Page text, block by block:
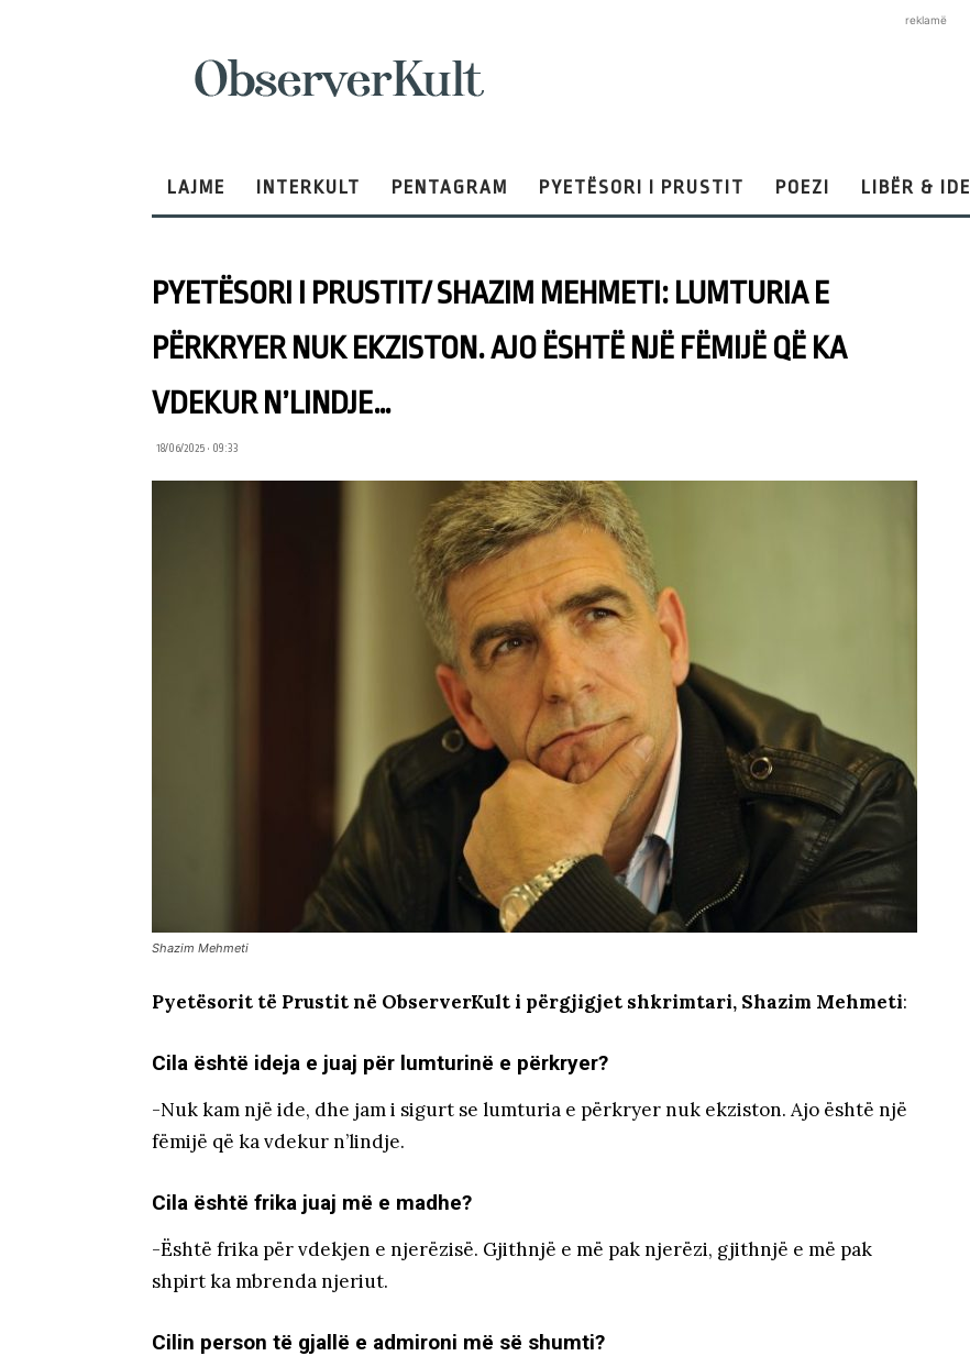
reklamë
LAJME INTERKULT PENTAGRAM PYETËSORI I PRUSTIT POEZI LIBËR & IDE
PYETËSORI I PRUSTIT/ SHAZIM MEHMETI: LUMTURIA E
PËRKRYER NUK EKZISTON. AJO ËSHTË NJË FËMIJË QË KA
VDEKUR N’LINDJE…
18/06/2025 • 09:33
Shazim Mehmeti
Pyetësorit të Prustit në ObserverKult i përgjigjet shkrimtari, Shazim Mehmeti:
Cila është ideja e juaj për lumturinë e përkryer?
-Nuk kam një ide, dhe jam i sigurt se lumturia e përkryer nuk ekziston. Ajo është një
fëmijë që ka vdekur n’lindje.
Cila është frika juaj më e madhe?
-Është frika për vdekjen e njerëzisë. Gjithnjë e më pak njerëzi, gjithnjë e më pak
shpirt ka mbrenda njeriut.
Cilin person të gjallë e admironi më së shumti?